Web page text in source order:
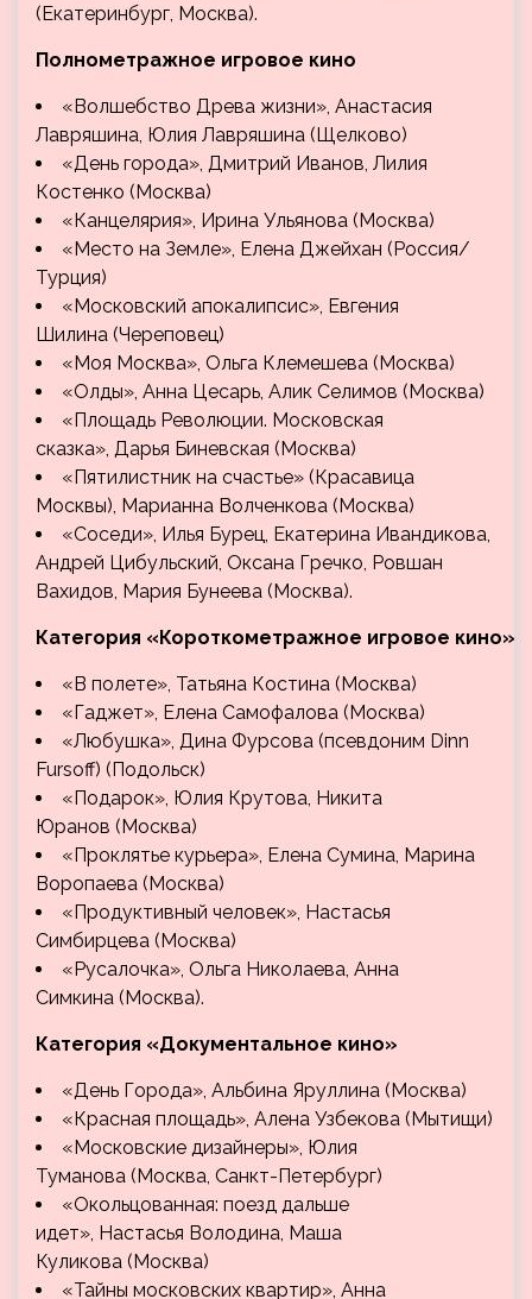
(Екатеринбург, Москва).
Полнометражное игровое кино
«Волшебство Древа жизни», Анастасия
Лавряшина, Юлия Лавряшина (Щелково)
«День города», Дмитрий Иванов, Лилия
Костенко (Москва)
«Канцелярия», Ирина Ульянова (Москва)
«Место на Земле», Елена Джейхан (Россия/
Турция)
«Московский апокалипсис», Евгения
Шилина (Череповец)
«Моя Москва», Ольга Клемешева (Москва)
«Олды», Анна Цесарь, Алик Селимов (Москва)
«Площадь Революции. Московская
сказка», Дарья Биневская (Москва)
«Пятилистник на счастье» (Красавица
Москвы), Марианна Волченкова (Москва)
«Соседи», Илья Бурец, Екатерина Ивандикова,
Андрей Цибульский, Оксана Гречко, Ровшан
Вахидов, Мария Бунеева (Москва).
Категория «Короткометражное игровое кино»
«В полете», Татьяна Костина (Москва)
«Гаджет», Елена Самофалова (Москва)
«Любушка», Дина Фурсова (псевдоним Dinn
Fursoff) (Подольск)
«Подарок», Юлия Крутова, Никита
Юранов (Москва)
«Проклятье курьера», Елена Сумина, Марина
Воропаева (Москва)
«Продуктивный человек», Настасья
Симбирцева (Москва)
«Русалочка», Ольга Николаева, Анна
Симкина (Москва).
Категория «Документальное кино»
«День Города», Альбина Яруллина (Москва)
«Красная площадь», Алена Узбекова (Мытищи)
«Московские дизайнеры», Юлия
Туманова (Москва, Санкт-Петербург)
«Окольцованная: поезд дальше
идет», Настасья Володина, Маша
Куликова (Москва)
«Тайны московских квартир», Анна